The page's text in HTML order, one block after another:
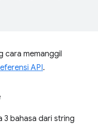
cara memanggil
API.
3 bahasa dari string